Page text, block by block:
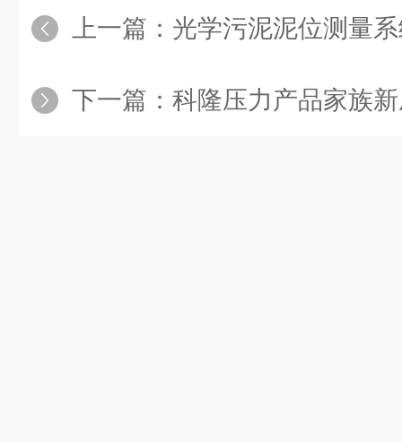
上一篇： 光学污泥泥位测量
下一篇： 科隆压力产品家族新成员 -